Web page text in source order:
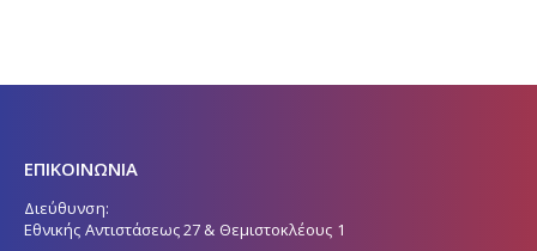
ΕΠΙΚΟΙΝΩΝΙΑ
Διεύθυνση:
Εθνικής Αντιστάσεως 27 & Θεμιστοκλέους 1